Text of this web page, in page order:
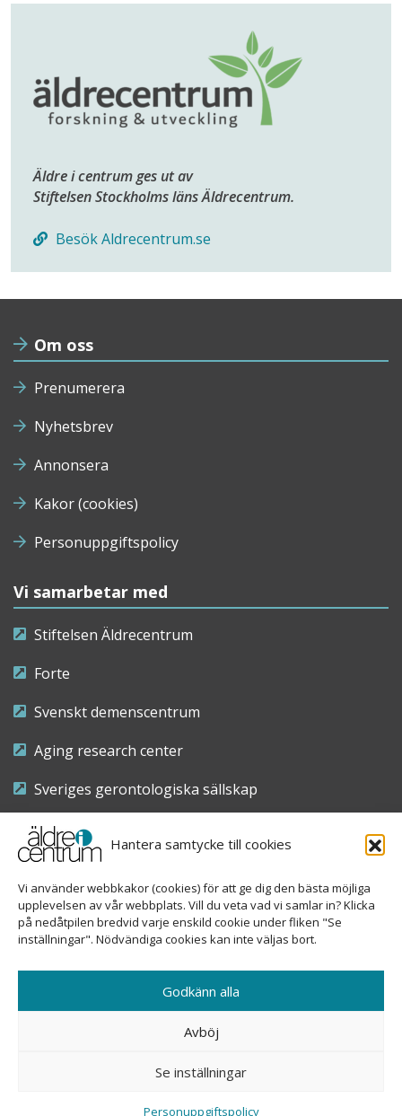
Hantera samtycke till cookies
Vi använder webbkakor (cookies) för att ge dig den bästa möjliga
upplevelsen av vår webbplats. Vill du veta vad vi samlar in? Klicka
på nedåtpilen bredvid varje enskild cookie under fliken "Se
inställningar". Nödvändiga cookies kan inte väljas bort.
Godkänn alla
Avböj
Se inställningar
Personuppgiftspolicy
Äldre i centrum ges ut av
Stiftelsen Stockholms läns Äldrecentrum.
Besök Aldrecentrum.se
Om oss
Prenumerera
Nyhetsbrev
Annonsera
Kakor (cookies)
Personuppgiftspolicy
Vi samarbetar med
Stiftelsen Äldrecentrum
Forte
Svenskt demenscentrum
Aging research center
Sveriges gerontologiska sällskap
Riksföreningen för sjuksköterskor inom äldre- och
demensvård
Nationellt kompetenscentrum anhöriga
Sveavägen 155, 113 46 Stockholm
08-690 58 84
info@aldreicentrum.se
Ansvarig utgivare: Åsa Hedberg Rundgren